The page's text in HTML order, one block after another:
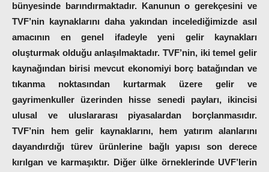
bünyesinde barındırmaktadır. Kanunun o gerekçesini ve
TVF’nin kaynaklarını daha yakından incelediğimizde asıl
amacının en genel ifadeyle yeni gelir kaynakları
oluşturmak olduğu anlaşılmaktadır. TVF’nin, iki temel gelir
kaynağından birisi mevcut ekonomiyi borç batağından ve
tıkanma noktasından kurtarmak üzere gelir ve
gayrimenkuller üzerinden hisse senedi payları, ikincisi
ulusal ve uluslararası piyasalardan borçlanmasıdır.
TVF’nin hem gelir kaynaklarını, hem yatırım alanlarını
dayandırdığı türev ürünlerine bağlı yapısı son derece
kırılgan ve karmaşıktır. Diğer ülke örneklerinde UVF’lerin